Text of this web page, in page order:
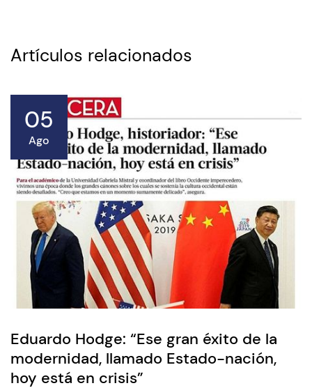
Artículos relacionados
05
Ago
Eduardo Hodge: “Ese gran éxito de la
modernidad, llamado Estado-nación,
hoy está en crisis”